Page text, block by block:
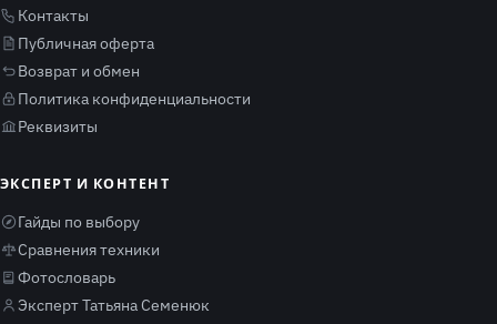
Контакты
Публичная оферта
Возврат и обмен
Политика конфиденциальности
Реквизиты
ЭКСПЕРТ И КОНТЕНТ
Гайды по выбору
Сравнения техники
Фотословарь
Эксперт Татьяна Семенюк